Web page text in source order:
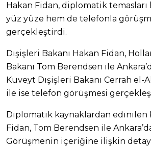
Hakan Fidan, diplomatik temasları
yüz yüze hem de telefonla
gerçekleştirdi.
Dışişleri Bakanı Hakan Fidan,
Bakanı Tom Berendsen ile
Kuveyt Dışişleri Bakanı Cerrah el-
ile ise telefon görüşmesi
Diplomatik kaynaklardan edinilen
Fidan, Tom Berendsen ile
Görüşmenin içeriğine ilişkin detay